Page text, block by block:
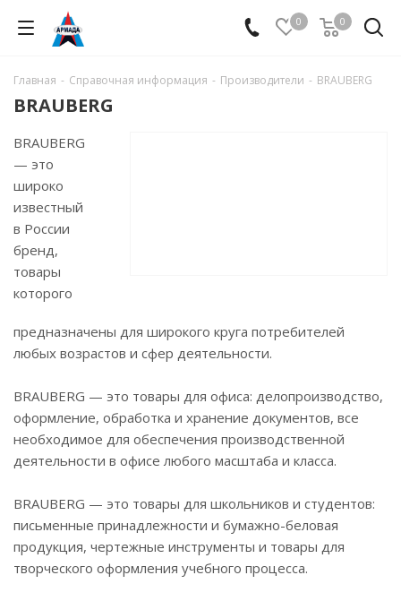
0 0
Главная - Справочная информация - Производители - BRAUBERG
BRAUBERG
BRAUBERG
— это
широко
известный
в России
бренд,
товары
которого
предназначены для широкого круга потребителей
любых возрастов и сфер деятельности.
BRAUBERG — это товары для офиса: делопроизводство,
оформление, обработка и хранение документов, все
необходимое для обеспечения производственной
деятельности в офисе любого масштаба и класса.
BRAUBERG — это товары для школьников и студентов:
письменные принадлежности и бумажно-беловая
продукция, чертежные инструменты и товары для
творческого оформления учебного процесса.